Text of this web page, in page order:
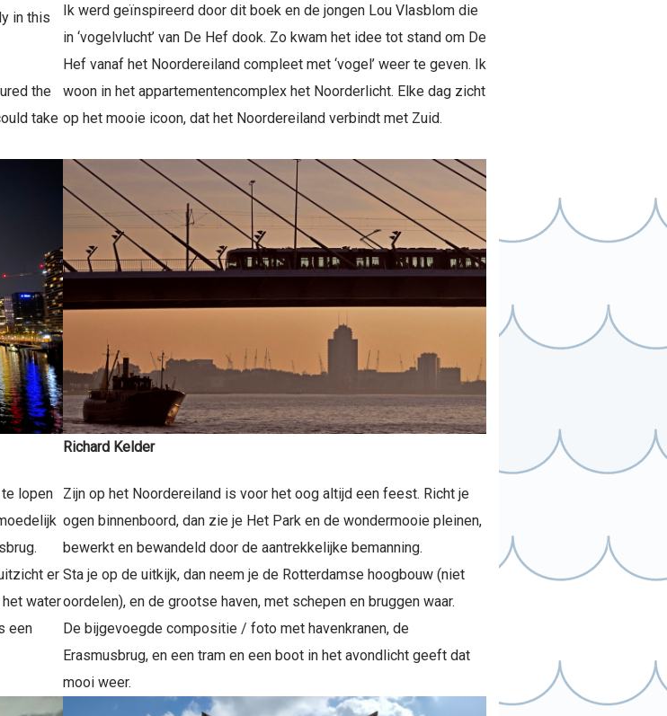
in this
the
take
Ik werd geïnspireerd door dit boek en de jongen Lou Vlasblom die
in ‘vogelvlucht’ van De Hef dook. Zo kwam het idee tot stand om De
Hef vanaf het Noordereiland compleet met ‘vogel’ weer te geven. Ik
woon in het appartementencomplex het Noorderlicht. Elke dag zicht
op het mooie icoon, dat het Noordereiland verbindt met Zuid.
lopen
er
water
een
Richard Kelder
Zijn op het Noordereiland is voor het oog altijd een feest. Richt je
ogen binnenboord, dan zie je Het Park en de wondermooie pleinen,
bewerkt en bewandeld door de aantrekkelijke bemanning.
Sta je op de uitkijk, dan neem je de Rotterdamse hoogbouw (niet
oordelen), en de grootse haven, met schepen en bruggen waar.
De bijgevoegde compositie / foto met havenkranen, de
Erasmusbrug, en een tram en een boot in het avondlicht geeft dat
mooi weer.